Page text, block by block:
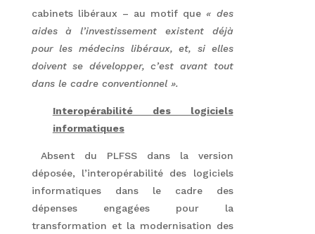
cabinets libéraux – au motif que« des
aides à l’investissement existent déjà
pour les médecins libéraux, et, si elles
doivent se développer, c’est avant tout
dans le cadre conventionnel ».
Interopérabilité des logiciels
informatiques
Absent du PLFSS dans la version
déposée, l’interopérabilité des logiciels
informatiques dans le cadre des
dépenses engagées pour la
transformation et la modernisation des